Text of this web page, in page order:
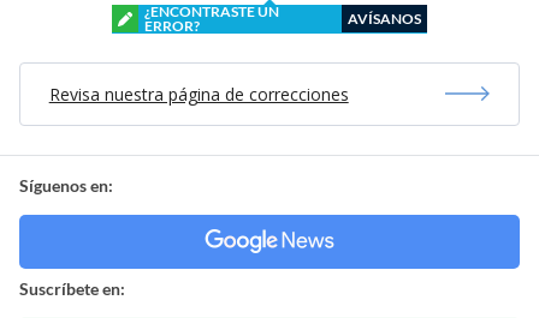
¿ENCONTRASTE UN
ERROR?
AVÍSANOS
Revisa nuestra página de correcciones
Síguenos en:
Suscríbete en: